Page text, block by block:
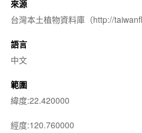
來源
台灣本土植物資料庫（http://
語言
中文
範圍
緯度:22.420000
經度:120.760000